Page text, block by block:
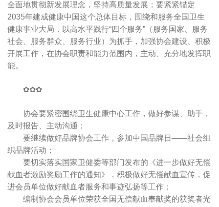
全面地贯彻新发展理念，坚持高质量发展；要紧紧锚定
2035年建成健康中国这个总体目标，围绕和服务全国卫生
健康事业大局，以高水平践行“四个服务”（服务国家、服务
社会、服务群众、服务行业）为抓手，加强协会建设、积极
开展工作，在协会职责和能力范围内，主动、充分地发挥职
能。
✿✿✿
协会要紧密围绕卫生健康中心工作，做好参谋、助手，
及时报告、主动沟通；
要继续做好品牌协会工作，参加中国品牌日——社会组
织品牌活动；
要切实落实国家卫健委等部门发布的《进一步做好无偿
献血者激励奖励工作的通知》，积极做好无偿献血宣传，促
进会员单位做好献血者服务和事迹弘扬等工作；
编制协会会员单位荣获全国无偿献血奉献奖的获奖者光